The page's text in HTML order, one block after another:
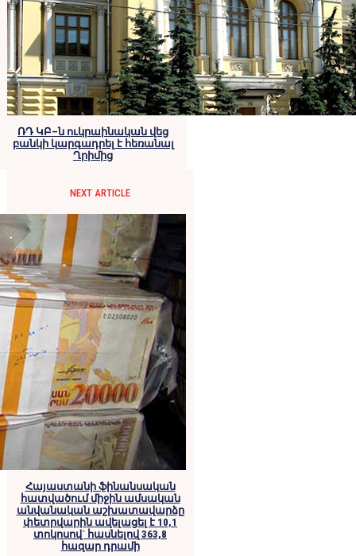
ՌԴ ԿԲ–ն ուկրաինական վեց
բանկի կարգադրել է հեռանալ
Ղրիմից
NEXT ARTICLE
Հայաստանի ֆինանսական
հատվածում միջին ամսական
անվանական աշխատավարձը
փետրվարին ավելացել է 10,1
տոկոսով` հասնելով 363,8
հազար դրամի